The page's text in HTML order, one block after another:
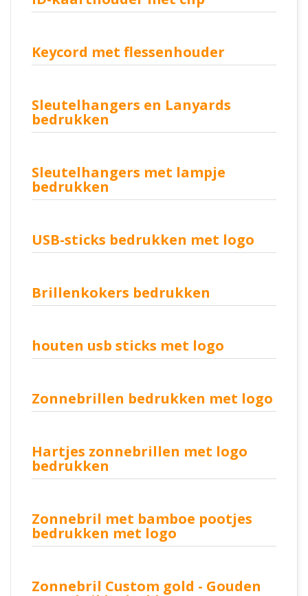
Keycord met flessenhouder
Sleutelhangers en Lanyards
bedrukken
Sleutelhangers met lampje
bedrukken
USB-sticks bedrukken met logo
Brillenkokers bedrukken
houten usb sticks met logo
Zonnebrillen bedrukken met logo
Hartjes zonnebrillen met logo
bedrukken
Zonnebril met bamboe pootjes
bedrukken met logo
Zonnebril Custom gold - Gouden